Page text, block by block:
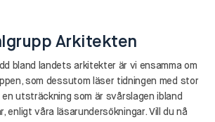
Arkitekten
bland landets arkitekter är vi ensamma om
som dessutom läser tidningen med stor
en utsträckning som är svårslagen ibland
enligt våra läsarundersökningar. Vill du nå